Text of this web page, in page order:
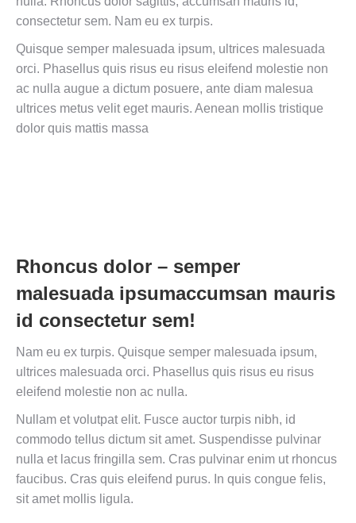
consectetur sem. Nam eu ex turpis.
Quisque semper malesuada ipsum, ultrices malesuada
orci. Phasellus quis risus eu risus eleifend molestie non
ac nulla augue a dictum posuere, ante diam malesua
ultrices metus velit eget mauris. Aenean mollis tristique
dolor quis mattis massa
Rhoncus dolor – semper
malesuada ipsumaccumsan mauris
id consectetur sem!
Nam eu ex turpis. Quisque semper malesuada ipsum,
ultrices malesuada orci. Phasellus quis risus eu risus
eleifend molestie non ac nulla.
Nullam et volutpat elit. Fusce auctor turpis nibh, id
commodo tellus dictum sit amet. Suspendisse pulvinar
nulla et lacus fringilla sem. Cras pulvinar enim ut rhoncus
faucibus. Cras quis eleifend purus. In quis congue felis,
sit amet mollis ligula.